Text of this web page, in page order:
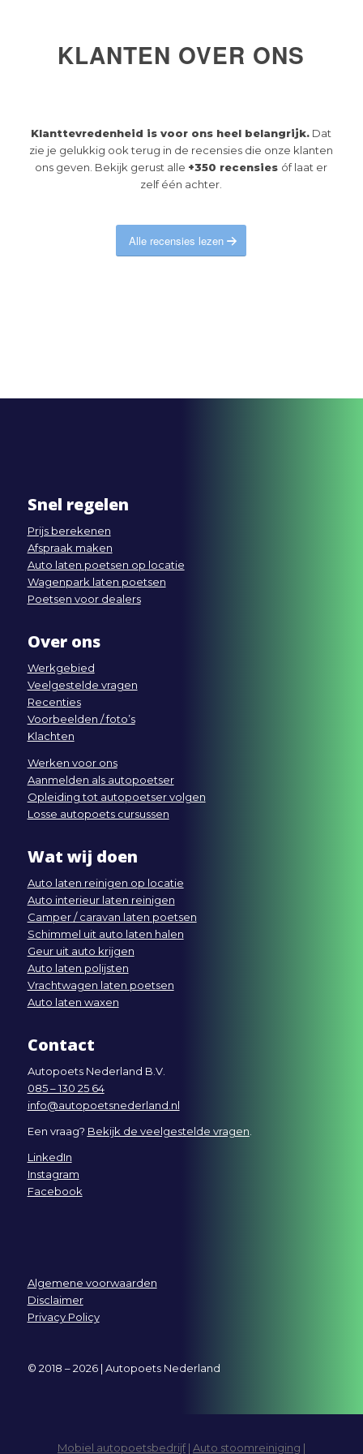
KLANTEN OVER ONS
Klanttevredenheid is voor ons heel belangrijk. Dat
zie je gelukkig ook terug in de recensies die onze klanten
ons geven. Bekijk gerust alle +350 recensies óf laat er
zelf één achter.
Alle recensies lezen
Snel regelen
Prijs berekenen
Afspraak maken
Auto laten poetsen op locatie
Wagenpark laten poetsen
Poetsen voor dealers
Over ons
Werkgebied
Veelgestelde vragen
Recenties
Voorbeelden / foto’s
Klachten
Werken voor ons
Aanmelden als autopoetser
Opleiding tot autopoetser volgen
Losse autopoets cursussen
Wat wij doen
Auto laten reinigen op locatie
Auto interieur laten reinigen
Camper / caravan laten poetsen
Schimmel uit auto laten halen
Geur uit auto krijgen
Auto laten polijsten
Vrachtwagen laten poetsen
Auto laten waxen
Contact
Autopoets Nederland B.V.
085 – 130 25 64
info@autopoetsnederland.nl
Een vraag? Bekijk de veelgestelde vragen
LinkedIn
Instagram
Facebook
© 2018 – 2026 | Autopoets Nederland
Algemene voorwaarden
Disclaimer
Privacy Policy
Mobiel autopoetsbedrijf| Auto stoomreiniging |